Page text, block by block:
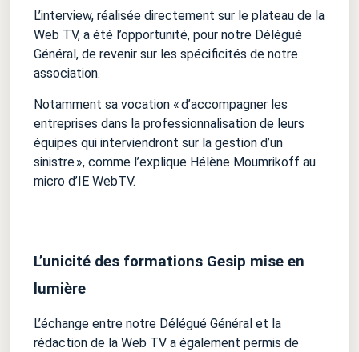
L’interview, réalisée directement sur le plateau de la
Web TV, a été l’opportunité, pour notre Délégué
Général, de revenir sur les spécificités de notre
association.
Notamment sa vocation « d’accompagner les
entreprises dans la professionnalisation de leurs
équipes qui interviendront sur la gestion d’un
sinistre », comme l’explique Hélène Moumrikoff au
micro d’IE WebTV.
L’unicité des formations Gesip mise en
lumière
L’échange entre notre Délégué Général et la
rédaction de la Web TV a également permis de